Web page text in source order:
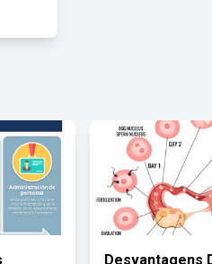
Desvantagens